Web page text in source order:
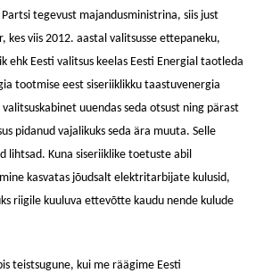
tegevust majandusministrina, siis just
kes viis 2012. aastal valitsusse ettepaneku,
ehk Eesti valitsus keelas Eesti Energial taotleda
tootmise eest siseriiklikku taastuvenergia
uuendas seda otsust ning pärast
pidanud vajalikuks seda ära muuta. Selle
lihtsad. Kuna siseriiklike toetuste abil
kasvatas jõudsalt elektritarbijate kulusid,
riigile kuuluva ettevõtte kaudu nende kulude
teistsugune, kui me räägime Eesti